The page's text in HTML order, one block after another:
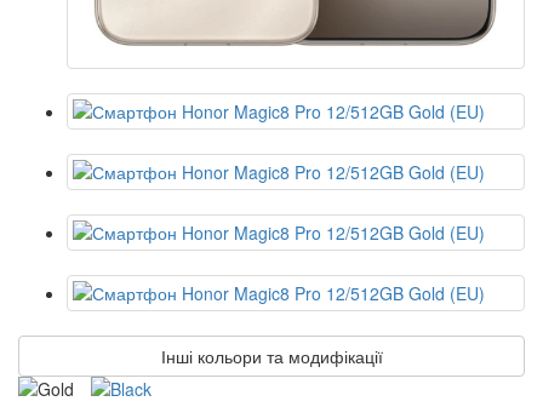
Інші кольори та модифікації